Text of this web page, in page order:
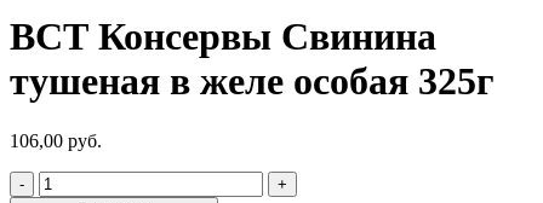
ВСТ Консервы Свинина
тушеная в желе особая 325г
106,00 руб.
Количество